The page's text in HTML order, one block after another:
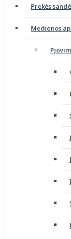
Prekės
Medienos